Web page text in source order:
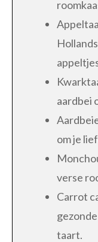
aardbei
om je
verse
Carrot
taart.